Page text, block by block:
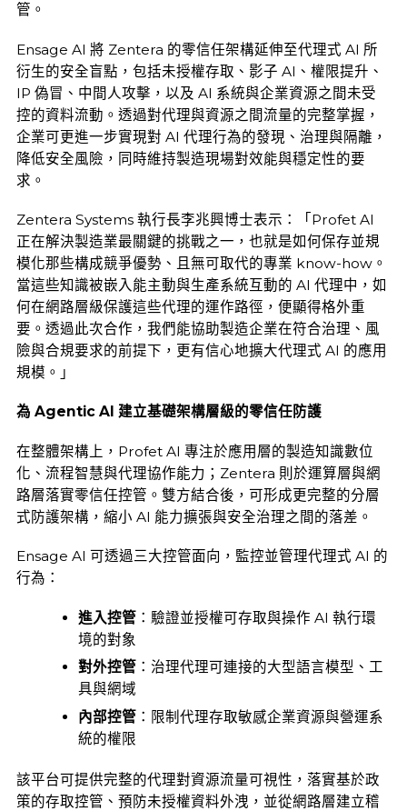
管。
Ensage AI 將 Zentera 的零信任架構延伸至代理式 AI 所
衍生的安全盲點，包括未授權存取、影子 AI、權限提升、
IP 偽冒、中間人攻擊，以及 AI 系統與企業資源之間未受
控的資料流動。透過對代理與資源之間流量的完整掌握，
企業可更進一步實現對 AI 代理行為的發現、治理與隔離，
降低安全風險，同時維持製造現場對效能與穩定性的要
求。
Zentera Systems 執行長李兆興博士表示：「Profet AI
正在解決製造業最關鍵的挑戰之一，也就是如何保存並規
模化那些構成競爭優勢、且無可取代的專業 know-how。
當這些知識被嵌入能主動與生產系統互動的 AI 代理中，如
何在網路層級保護這些代理的運作路徑，便顯得格外重
要。透過此次合作，我們能協助製造企業在符合治理、風
險與合規要求的前提下，更有信心地擴大代理式 AI 的應用
規模。」
為 Agentic AI 建立基礎架構層級的零信任防護
在整體架構上，Profet AI 專注於應用層的製造知識數位
化、流程智慧與代理協作能力；Zentera 則於運算層與網
路層落實零信任控管。雙方結合後，可形成更完整的分層
式防護架構，縮小 AI 能力擴張與安全治理之間的落差。
Ensage AI 可透過三大控管面向，監控並管理代理式 AI 的
行為：
進入控管：驗證並授權可存取與操作 AI 執行環
境的對象
對外控管 ：治理代理可連接的大型語言模型、工
具與網域
內部控管 ：限制代理存取敏感企業資源與營運系
統的權限
該平台可提供完整的代理對資源流量可視性，落實基於政
策的存取控管、預防未授權資料外洩，並從網路層建立稽